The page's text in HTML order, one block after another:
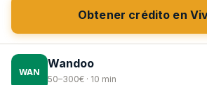
Obtener crédito en
WAN
Wandoo
50–300€ · 10 min